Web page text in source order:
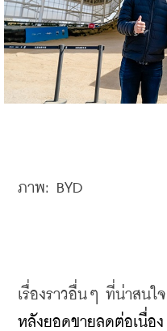
ภาพ: BYD
เรื่องราวอื่นๆ ที่น่าสนใ
หลังยอดขายลดต่อเนื่อ